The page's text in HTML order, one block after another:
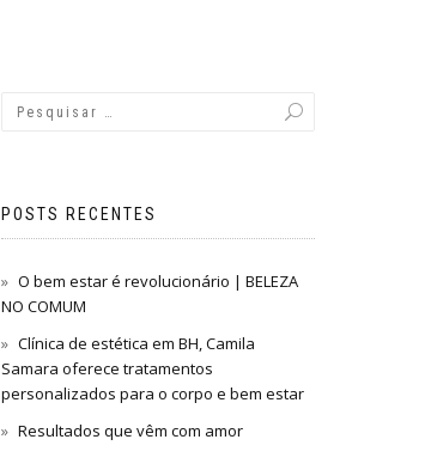
POSTS RECENTES
O bem estar é revolucionário | BELEZA
NO COMUM
Clínica de estética em BH, Camila
Samara oferece tratamentos
personalizados para o corpo e bem estar
Resultados que vêm com amor